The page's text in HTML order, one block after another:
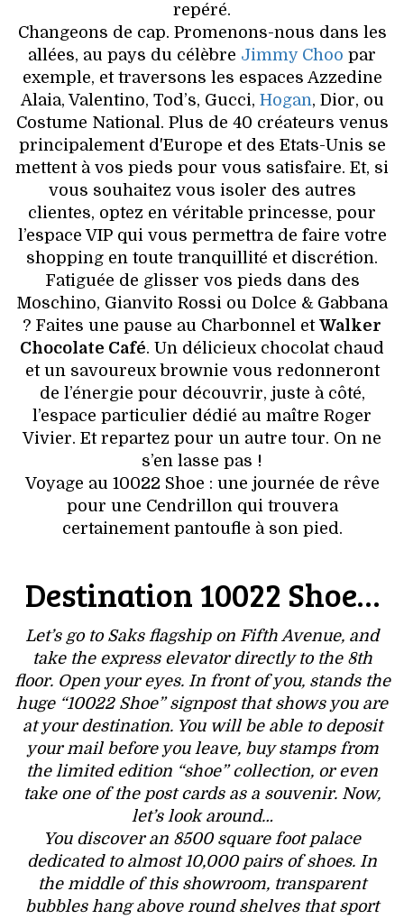
repéré.
Changeons de cap. Promenons-nous dans les
allées, au pays du célèbre Jimmy Choo par
exemple, et traversons les espaces Azzedine
Alaia, Valentino, Tod’s, Gucci, Hogan, Dior, ou
Costume National. Plus de 40 créateurs venus
principalement d'Europe et des Etats-Unis se
mettent à vos pieds pour vous satisfaire. Et, si
vous souhaitez vous isoler des autres
clientes, optez en véritable princesse, pour
l’espace VIP qui vous permettra de faire votre
shopping en toute tranquillité et discrétion.
Fatiguée de glisser vos pieds dans des
Moschino, Gianvito Rossi ou Dolce & Gabbana
? Faites une pause au Charbonnel et Walker
Chocolate Café. Un délicieux chocolat chaud
et un savoureux brownie vous redonneront
de l’énergie pour découvrir, juste à côté,
l’espace particulier dédié au maître Roger
Vivier. Et repartez pour un autre tour. On ne
s’en lasse pas !
Voyage au 10022 Shoe : une journée de rêve
pour une Cendrillon qui trouvera
certainement pantoufle à son pied.
Destination 10022 Shoe…
Let’s go to Saks flagship on Fifth Avenue, and
take the express elevator directly to the 8th
floor. Open your eyes. In front of you, stands the
huge “10022 Shoe” signpost that shows you are
at your destination. You will be able to deposit
your mail before you leave, buy stamps from
the limited edition “shoe” collection, or even
take one of the post cards as a souvenir. Now,
let’s look around…
You discover an 8500 square foot palace
dedicated to almost 10,000 pairs of shoes. In
the middle of this showroom, transparent
bubbles hang above round shelves that sport